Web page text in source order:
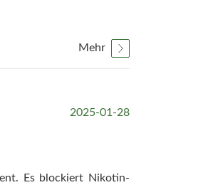
Mehr
2025-01-28
Es blockiert Nikotin-